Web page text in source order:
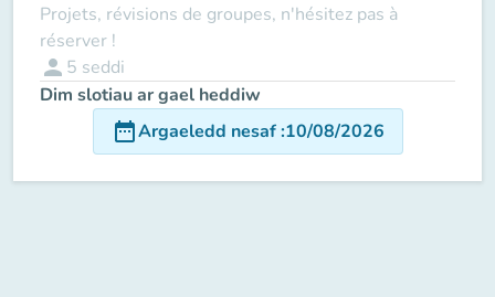
Projets, révisions de groupes, n'hésitez pas à
réserver !
person 5 seddi
Dim slotiau ar gael heddiw
date_rangeArgaeledd nesaf:10/08/2026